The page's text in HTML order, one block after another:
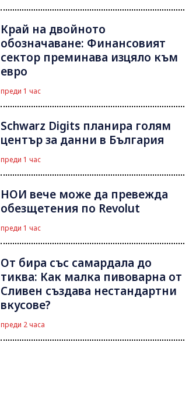
Край на двойното
обозначаване: Финансовият
сектор преминава изцяло към
евро
преди 1 час
Schwarz Digits планира голям
център за данни в България
преди 1 час
НОИ вече може да превежда
обезщетения по Revolut
преди 1 час
От бира със самардала до
тиква: Как малка пивоварна от
Сливен създава нестандартни
вкусове?
преди 2 часа